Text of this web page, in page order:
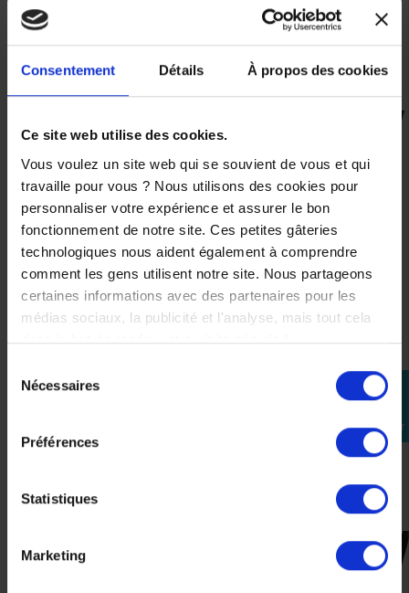
Consentement Détails À propos des cookies
Ce site web utilise des cookies.
Vous voulez un site web qui se souvient de vous et qui
travaille pour vous ? Nous utilisons des cookies pour
personnaliser votre expérience et assurer le bon
fonctionnement de notre site. Ces petites gâteries
technologiques nous aident également à comprendre
comment les gens utilisent notre site. Nous partageons
certaines informations avec des partenaires pour les
médias sociaux, la publicité et l'analyse, mais tout cela
dans le but de rendre votre visite géniale !
Nécessaires
Préférences
Statistiques
Marketing
perm_identity
connecter
c'est garantir qualité, sécurité et compatibilité optimale
avec votre véhicule.
VOUS AIMEREZ AUSSI
Bulle
Touring
Haute
Yamaha
Tracer
218,00 €